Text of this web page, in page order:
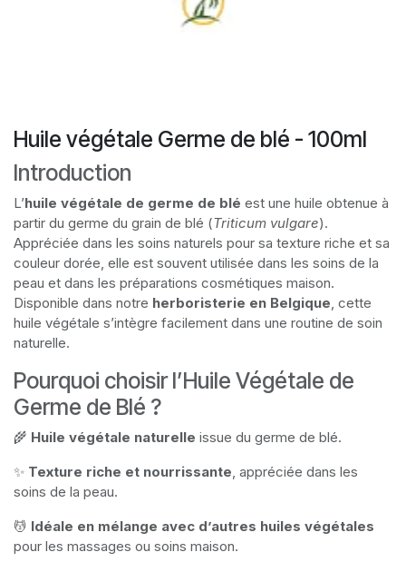
Huile végétale Germe de blé - 100ml
Introduction
L’huile végétale de germe de blé est une huile obtenue à
partir du germe du grain de blé (Triticum vulgare).
Appréciée dans les soins naturels pour sa texture riche et sa
couleur dorée, elle est souvent utilisée dans les soins de la
peau et dans les préparations cosmétiques maison.
Disponible dans notre herboristerie en Belgique, cette
huile végétale s’intègre facilement dans une routine de soin
naturelle.
Pourquoi choisir l’Huile Végétale de
Germe de Blé ?
🌾 Huile végétale naturelle issue du germe de blé.
✨ Texture riche et nourrissante, appréciée dans les
soins de la peau.
💆 Idéale en mélange avec d’autres huiles végétales
pour les massages ou soins maison.